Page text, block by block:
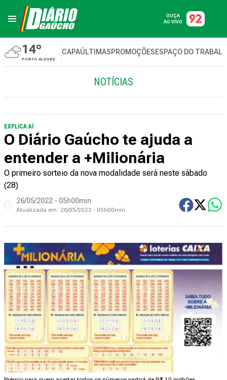
OUÇA
AO VIVO
14º
PORTO ALEGRE
CAPAÚLTIMASPROMOÇÕESESPAÇO DO
NOTÍCIAS
EXPLICA AÍ
O Diário Gaúcho te ajuda a
entender a +Milionária
O primeiro sorteio da nova modalidade será neste sábado
(28)
26/05/2022 - 05h00min
Atualizada em: 26/05/2022 - 05h00min